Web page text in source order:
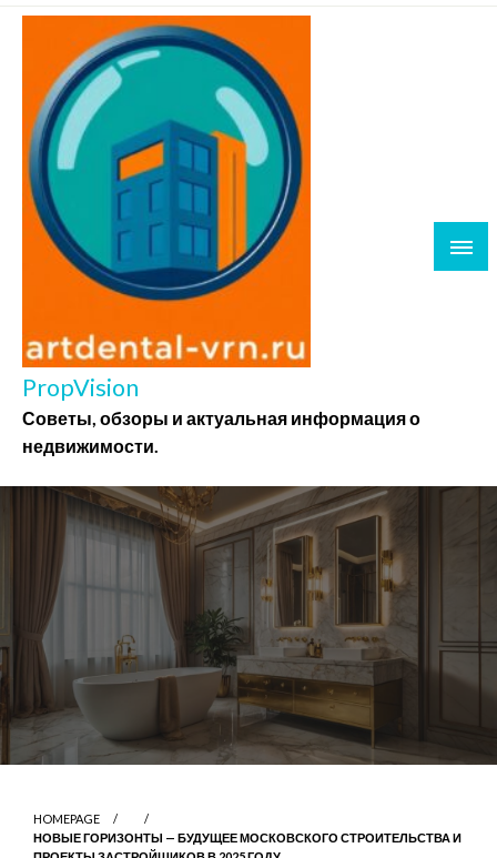
Перейти
содержимому
PropVision
Советы, обзоры и актуальная информация о
недвижимости.
HOMEPAGE
НОВЫЕ ГОРИЗОНТЫ — БУДУЩЕЕ МОСКОВСКОГО СТРОИТЕЛЬСТВА И